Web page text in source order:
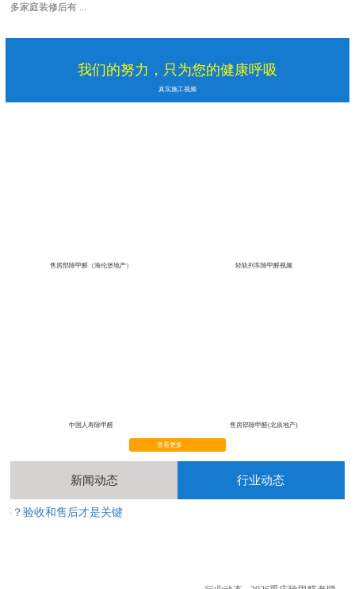
多家庭装修后有 ...
我们的努力，只为您的健康呼吸
真实施工视频
售房部除甲醛（海伦堡地产） 轻轨列车除甲醛视频
中国人寿除甲醛 售房部除甲醛(北辰地产)
查看更多
新闻动态 行业动态
？验收和售后才是关键